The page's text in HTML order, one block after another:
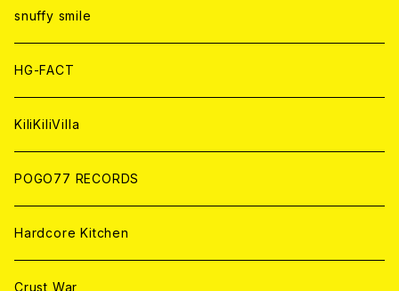
ANALOG
ANALOG
CD
ANALOG
CD
ANALOG
WORLD
CD
ANALOG
snuffy smile
HG-FACT
KiliKiliVilla
POGO77 RECORDS
Hardcore Kitchen
Crust War